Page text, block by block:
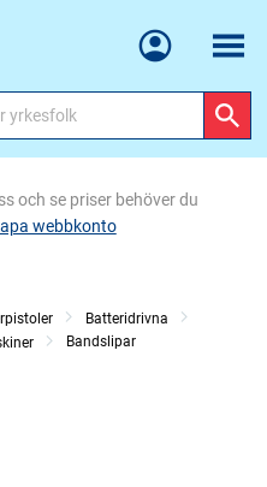
Meny
och se priser behöver du
webbkonto
Batteridrivna
Bandslipar